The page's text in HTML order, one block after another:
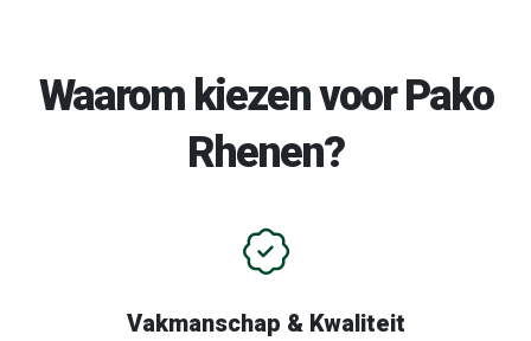
Waarom kiezen voor Pako
Rhenen?
Vakmanschap & Kwaliteit